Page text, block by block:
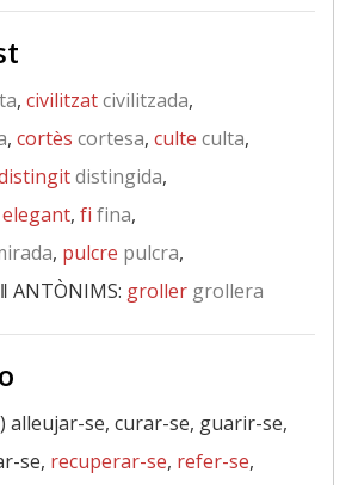
, civilitzatcivilitzada,
, cortès cortesa, culte culta,
distingida,
elegant, fi fina,
, pulcre pulcra,
‖ ANTÒNIMS: groller grollera
) alleujar-se, curar-se, guarir-se,
se, recuperar-se, refer-se,